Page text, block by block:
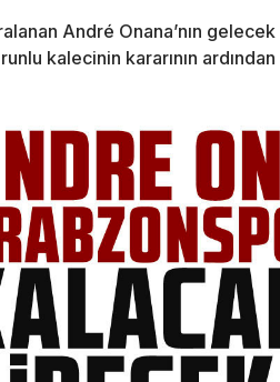
André Onana’nın
kalecinin kararının